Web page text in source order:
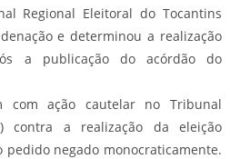
Regional Eleitoral do Tocantins
e determinou a realização
a publicação do acórdão do
com ação cautelar no Tribunal
contra a realização da eleição
negado monocraticamente.